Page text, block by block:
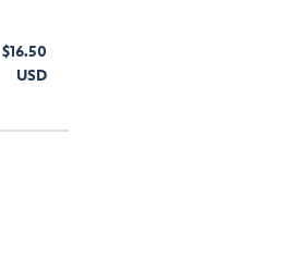
$16.50
USD